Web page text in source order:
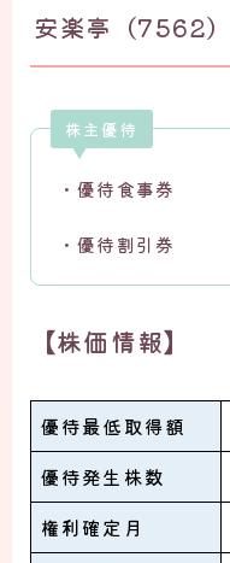
安楽亭（7562）
株主優待
・優待食事券
・優待割引券
【株価情報】
優待最低取得額
優待発生株数
権利確定月